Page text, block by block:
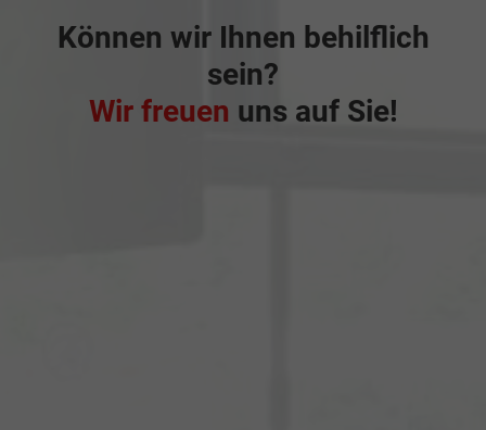
Können wir Ihnen behilflich
sein?
Wir freuen uns auf Sie!